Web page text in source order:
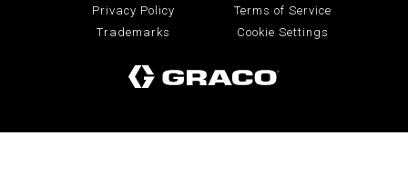
Privacy Policy
Terms of Service
Trademarks
Cookie Settings